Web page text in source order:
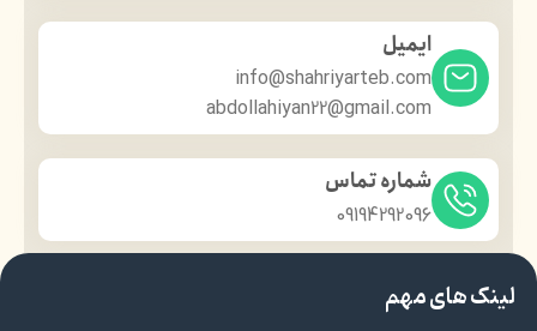
ایمیل
info@shahriyarteb.com
abdollahiyan22@gmail.com
شماره تماس
09194292096
لینک های مهم